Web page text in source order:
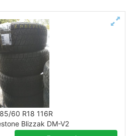
60 R18 116R
Blizzak DM-V2